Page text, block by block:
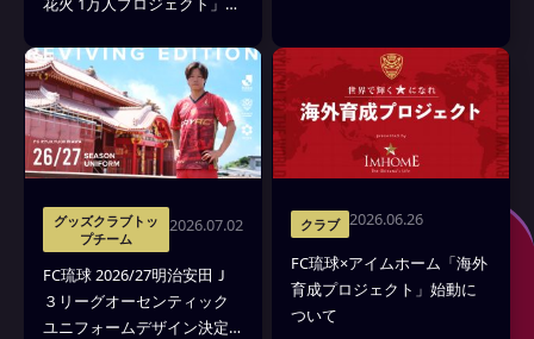
グッズクラブトッ
プチーム
2026.07.02
FC琉球 2026/27明治安田Ｊ
３リーグオーセンティック
ユニフォームデザイン決定
クラブ 2026.06.26
FC琉球×アイムホーム「海外
育成プロジェクト」始動に
ついて